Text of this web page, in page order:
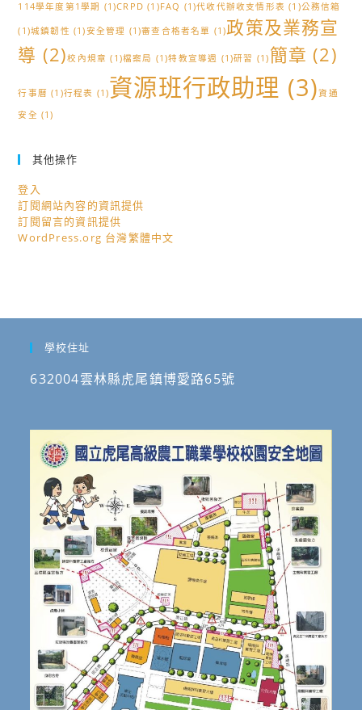
114學年度第1學期 (1)CRPD (1)FAQ (1)代收代辦收支情形表 (1)公務信箱
(1)城鎮韌性 (1)安全管理 (1)審查合格者名單 (1)政策及業務宣
導 (2)校內規章 (1)檔案局 (1)特教宣導週 (1)研習 (1) 簡章 (2)
行事曆 (1)行程表 (1)資源班行政助理 (3)資通
安全 (1)
其他操作
登入
訂閱網站內容的資訊提供
訂閱留言的資訊提供
WordPress.org 台灣繁體中文
學校住址
632004雲林縣虎尾鎮博愛路65號